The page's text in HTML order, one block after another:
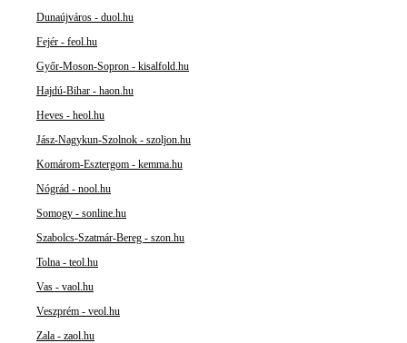
Dunaújváros - duol.hu
Fejér - feol.hu
Győr-Moson-Sopron - kisalfold.hu
Hajdú-Bihar - haon.hu
Heves - heol.hu
Jász-Nagykun-Szolnok - szoljon.hu
Komárom-Esztergom - kemma.hu
Nógrád - nool.hu
Somogy - sonline.hu
Szabolcs-Szatmár-Bereg - szon.hu
Tolna - teol.hu
Vas - vaol.hu
Veszprém - veol.hu
Zala - zaol.hu